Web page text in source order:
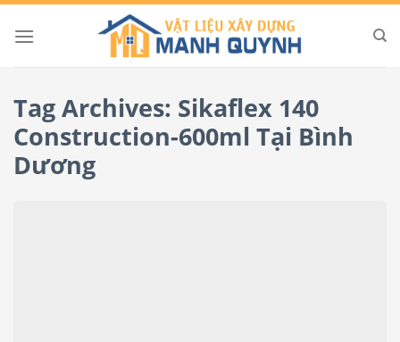
Skip
Tag Archives: Sikaflex 140
Construction-600ml Tại Bình
Dương